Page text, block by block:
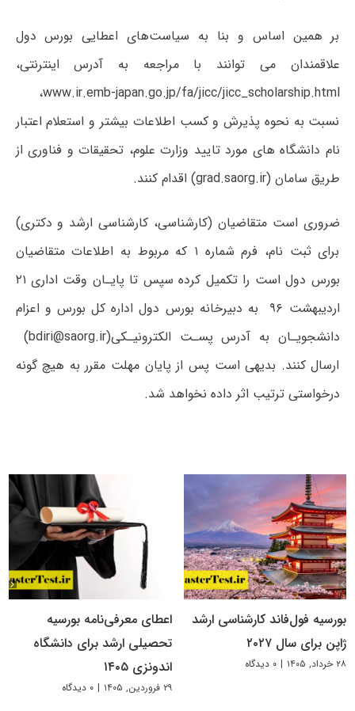
بر همین اساس و بنا به سیاست‌های اعطایی بورس دول
علاقمندان می توانند با مراجعه به آدرس اینترنتی،
www.ir.emb-japan.go.jp/fa/jicc/jicc_scholarship.html،
نسبت به نحوه پذیرش و کسب اطلاعات بیشتر و استعلام اعتبار
نام دانشگاه های مورد تایید وزارت علوم، تحقیقات و فناوری از
طریق سامان(grad.saorg.ir) اقدام کنند.
ضروری است متقاضیان (کارشناسی، کارشناسی ارشد و دکتری)
برای ثبت نام، فرم شماره ۱ که مربوط به اطلاعات متقاضیان
بورس دول است را تکمیل کرده سپس تا پایـان وقت اداری ۲۱
اردیبهشت ۹۶ به دبیرخانه بورس دول اداره کل بورس و اعزام
دانشجویـان به آدرس پسـت الکترونیـکی(bdiri@saorg.ir)
ارسال کنند. بدیهی است پس از پایان مهلت مقرر به هیچ گونه
درخواستی ترتیب اثر داده نخواهد شد.
بورسیه فول‌فاند کارشناسی ارشد
ژاپن برای سال ۲۰۲۷
۲۸ خرداد, ۱۴۰۵ | ۰ دیدگاه
اعطای معرفی‌نامه بورسیه
تحصیلی ارشد برای دانشگاه
اندونزی ۱۴۰۵
۲۹ فروردین, ۱۴۰۵ | ۰ دیدگاه